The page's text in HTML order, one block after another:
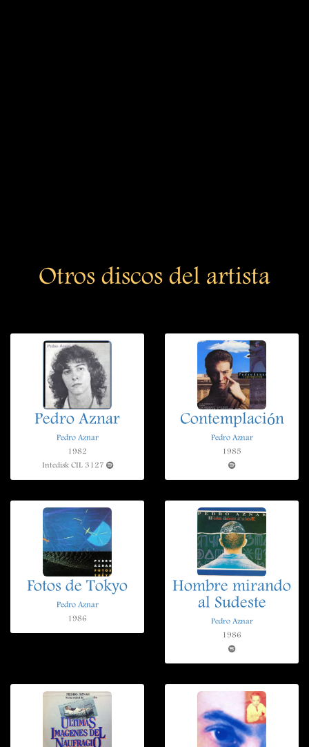
Otros discos del artista
Pedro Aznar
Pedro Aznar
1982
Intedisk CIL 3127
Contemplación
Pedro Aznar
1985
Fotos de Tokyo
Pedro Aznar
1986
Hombre mirando
al Sudeste
Pedro Aznar
1986